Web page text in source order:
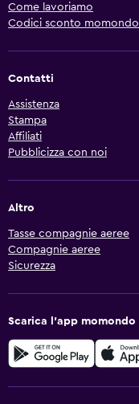
Come lavoriamo
Codici sconto momondo
Contatti
Assistenza
Stampa
Affiliati
Pubblicizza con noi
Altro
Tasse compagnie aeree
Compagnie aeree
Sicurezza
Scarica l'app momondo